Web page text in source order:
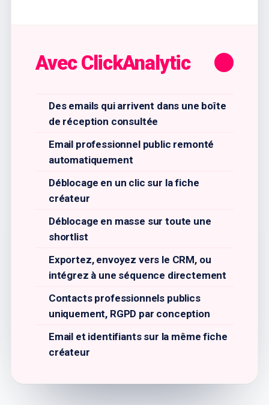
Avec ClickAnalytic
Des emails qui arrivent dans une boîte
de réception consultée
Email professionnel public remonté
automatiquement
Déblocage en un clic sur la fiche
créateur
Déblocage en masse sur toute une
shortlist
Exportez, envoyez vers le CRM, ou
intégrez à une séquence directement
Contacts professionnels publics
uniquement, RGPD par conception
Email et identifiants sur la même fiche
créateur